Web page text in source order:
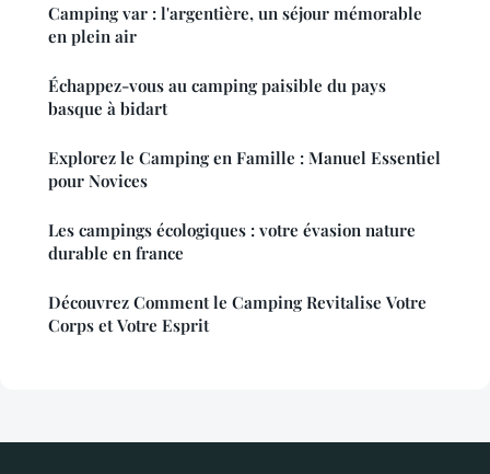
Camping var : l'argentière, un séjour mémorable
en plein air
Échappez-vous au camping paisible du pays
basque à bidart
Explorez le Camping en Famille : Manuel Essentiel
pour Novices
Les campings écologiques : votre évasion nature
durable en france
Découvrez Comment le Camping Revitalise Votre
Corps et Votre Esprit